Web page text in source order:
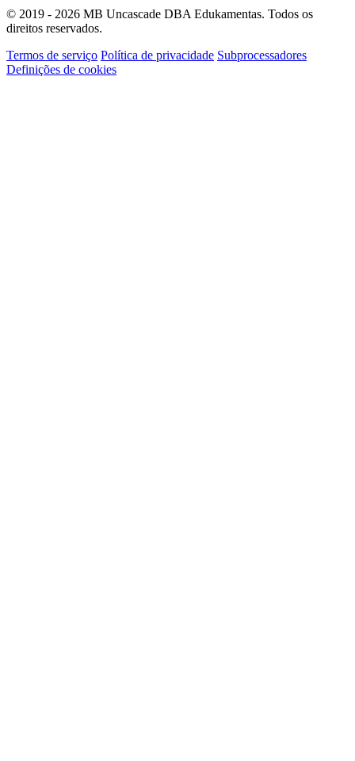
© 2019 - 2026 MB Uncascade DBA Edukamentas. Todos os
direitos reservados.
Termos de serviço Política de privacidade Subprocessadores
Definições de cookies